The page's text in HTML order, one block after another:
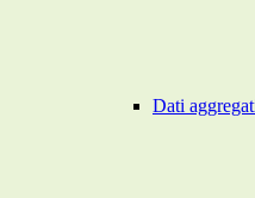
Dati